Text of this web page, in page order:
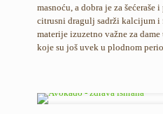
masnoću, a dobra je za
citrusni dragulj sadrži kalcijum
materije izuzetno važne za
koje su još uvek u plodnom